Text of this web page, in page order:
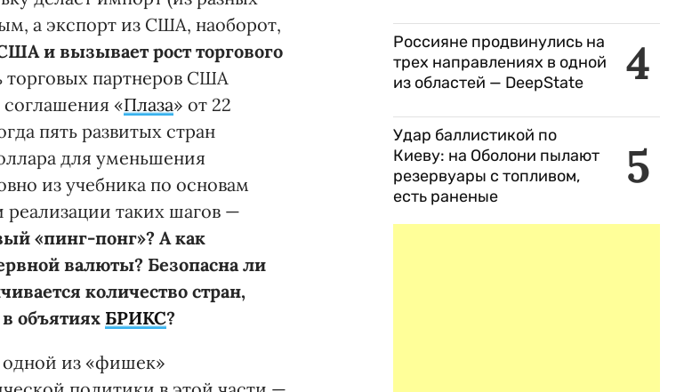
а экспорт из США, наоборот,
и вызывает рост торгового
торговых партнеров США
соглашения «Плаза» от 22
пять развитых стран
для уменьшения
из учебника по основам
таких шагов —
«пинг-понг»? А как
валюты? Безопасна ли
количество стран,
объятиях БРИКС?
одной из «фишек»
4
Россияне продвинулись на
трех направлениях в одной
из областей — DeepState
5
Удар баллистикой по
Киеву: на Оболони пылают
резервуары с топливом,
есть раненые